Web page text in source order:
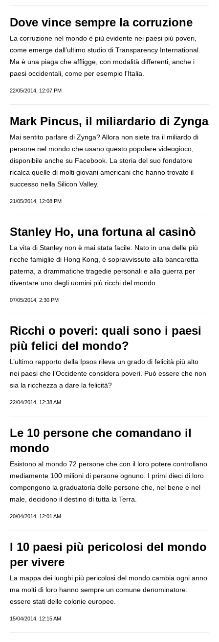
Dove vince sempre la corruzione
La corruzione nel mondo è più evidente nei paesi più poveri,
come emerge dall’ultimo studio di Transparency International.
Ma è una piaga che affligge, con modalità differenti, anche i
paesi occidentali, come per esempio l’Italia.
22/05/2014, 12:07 PM
Mark Pincus, il miliardario di Zynga
Mai sentito parlare di Zynga? Allora non siete tra il miliardo di
persone nel mondo che usano questo popolare videogioco,
disponibile anche su Facebook. La storia del suo fondatore
ricalca quelle di molti giovani americani che hanno trovato il
successo nella Silicon Valley.
21/05/2014, 12:08 PM
Stanley Ho, una fortuna al casinò
La vita di Stanley non è mai stata facile. Nato in una delle più
ricche famiglie di Hong Kong, è sopravvissuto alla bancarotta
paterna, a drammatiche tragedie personali e alla guerra per
diventare uno degli uomini più ricchi del mondo.
07/05/2014, 2:30 PM
Ricchi o poveri: quali sono i paesi
più felici del mondo?
L’ultimo rapporto della Ipsos rileva un grado di felicità più alto
nei paesi che l’Occidente considera poveri. Può essere che non
sia la ricchezza a dare la felicità?
22/04/2014, 12:38 AM
Le 10 persone che comandano il
mondo
Esistono al mondo 72 persone che con il loro potere controllano
mediamente 100 milioni di persone ognuno. I primi dieci di loro
compongono la graduatoria delle persone che, nel bene e nel
male, decidono il destino di tutta la Terra.
20/04/2014, 12:01 AM
I 10 paesi più pericolosi del mondo
per vivere
La mappa dei luoghi più pericolosi del mondo cambia ogni anno
ma molti di loro hanno sempre un comune denominatore:
essere stati delle colonie europee.
15/04/2014, 12:15 AM